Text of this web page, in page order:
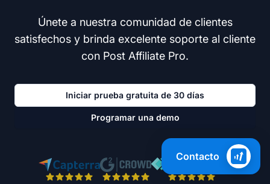
Únete a nuestra comunidad de clientes
satisfechos y brinda excelente soporte al cliente
con Post Affiliate Pro.
Iniciar prueba gratuita de 30 días
Programar una demo
Contacto